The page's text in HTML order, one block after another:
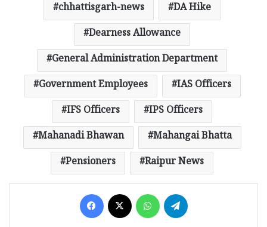
chhattisgarh-news
DA Hike
Dearness Allowance
General Administration Department
Government Employees
IAS Officers
IFS Officers
IPS Officers
Mahanadi Bhawan
Mahangai Bhatta
Pensioners
Raipur News
Facebook WhatsApp